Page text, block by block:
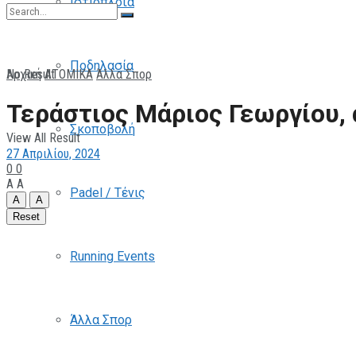
Ποδηλασία
Σκοποβολή
Padel / Τένις
Running Events
Άλλα Σπορ
No Result
View All Result
Αρχική ΑΤΟΜΙΚΑ Άλλα Σπορ
Τεράστιος Μάριος
27 Απριλίου, 2024
0 0
A A
A
A
Reset